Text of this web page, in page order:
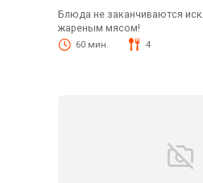
Блюда не заканчиваются
жареным мясом!
60 мин. 4